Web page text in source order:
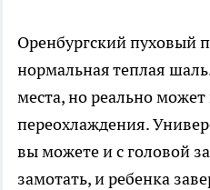
Оренбургский пуховый
нормальная теплая
места, но реально может
переохлаждения.
вы можете и с головой
замотать, и ребенка